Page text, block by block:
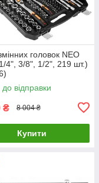
головок NEO
4", 3/8", 1/2", 219 шт.)
до відправки
₴ 8 004 ₴
Купити